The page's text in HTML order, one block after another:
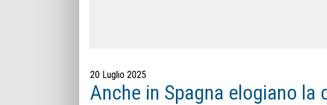
20 Luglio 2025
Anche in Spagna elogiano la